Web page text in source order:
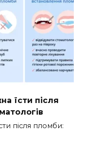
їсти після
після пломби: